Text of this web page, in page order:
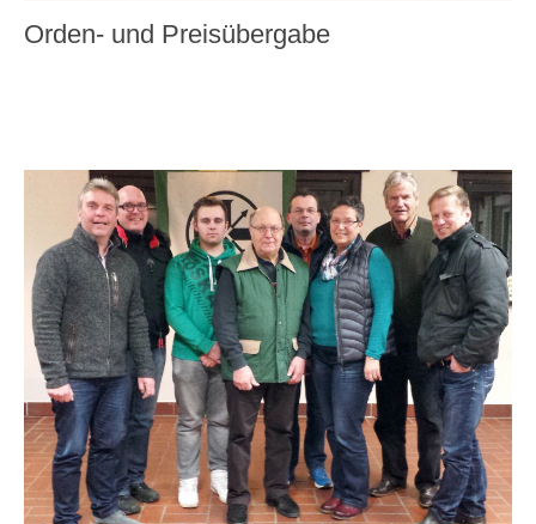
Ergebnisdienst Bezirk Wied e.V.
Orden- und Preisübergabe